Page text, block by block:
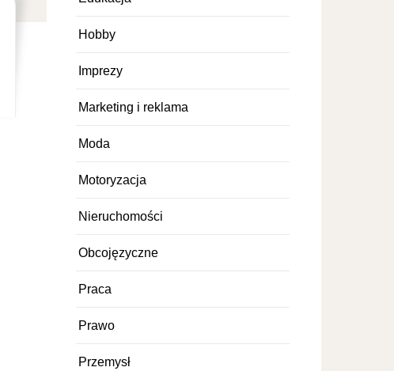
Hobby
Imprezy
Marketing i reklama
Moda
Motoryzacja
Nieruchomości
Obcojęzyczne
Praca
Prawo
Przemysł